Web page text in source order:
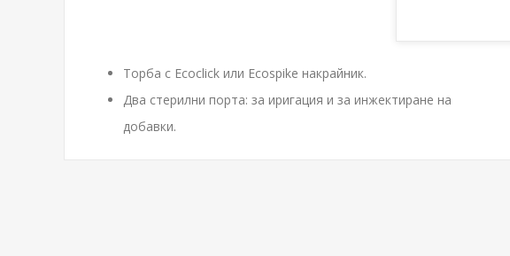
Торба с Ecoclick или Ecospike накрайник.
Два стерилни порта: за иригация и за инжектиране на
добавки.